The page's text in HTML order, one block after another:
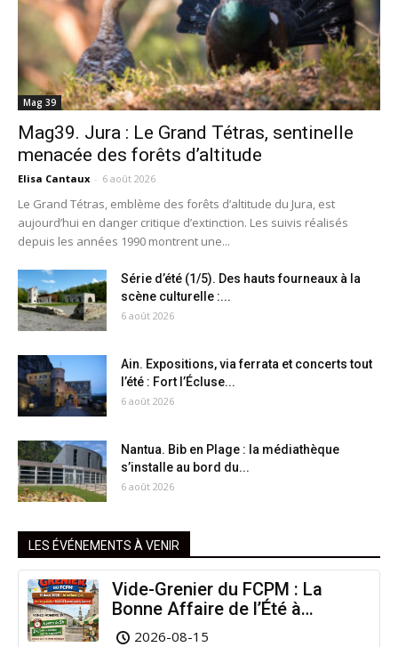
Mag 39
Mag39. Jura : Le Grand Tétras, sentinelle
menacée des forêts d’altitude
Elisa Cantaux - 6 août 2026
Le Grand Tétras, emblème des forêts d’altitude du Jura, est
aujourd’hui en danger critique d’extinction. Les suivis réalisés
depuis les années 1990 montrent une...
Série d’été (1/5). Des hauts fourneaux à la
scène culturelle :...
6 août 2026
Ain. Expositions, via ferrata et concerts tout
l’été : Fort l’Écluse...
6 août 2026
Nantua. Bib en Plage : la médiathèque
s’installe au bord du...
6 août 2026
LES ÉVÉNEMENTS À VENIR
Vide-Grenier du FCPM : La
Bonne Affaire de l’Été à
Arinthod !
2026-08-15